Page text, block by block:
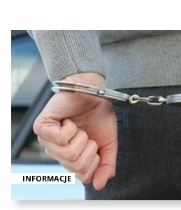
INFORMACJE